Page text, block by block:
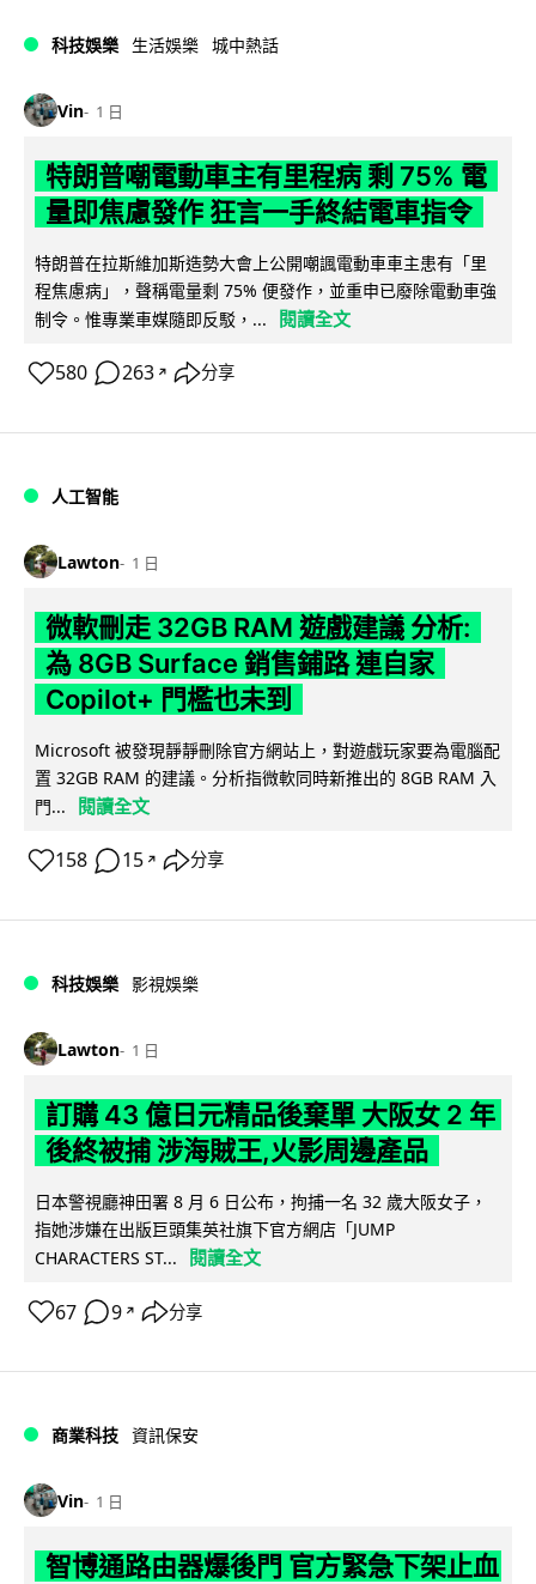
科技娛樂 生活娛樂 城中熱話
Vin 1 日
特朗普嘲電動車主有里程病 剩 75% 電
量即焦慮發作 狂言一手終結電車指令
特朗普在拉斯維加斯造勢大會上公開嘲諷電動車車主患有「里
程焦慮病」，聲稱電量剩 75% 便發作，並重申已廢除電動車強
制令。惟專業車媒隨即反駁，...
閱讀全文
580 263 ↗ 分享
人工智能
Lawton 1 日
微軟刪走 32GB RAM 遊戲建議 分析:
為 8GB Surface 銷售鋪路 連自家
Copilot+ 門檻也未到
Microsoft 被發現靜靜刪除官方網站上，對遊戲玩家要為電腦配
置 32GB RAM 的建議。分析指微軟同時新推出的 8GB RAM 入
門...
閱讀全文
158 15 ↗ 分享
科技娛樂 影視娛樂
Lawton 1 日
訂購 43 億日元精品後棄單 大阪女 2 年
後終被捕 涉海賊王,火影周邊產品
日本警視廳神田署 8 月 6 日公布，拘捕一名 32 歲大阪女子，
指她涉嫌在出版巨頭集英社旗下官方網店「JUMP
CHARACTERS ST...
閱讀全文
67 9 ↗ 分享
商業科技 資訊保安
Vin 1 日
智博通路由器爆後門 官方緊急下架止血